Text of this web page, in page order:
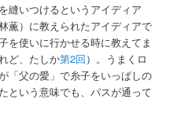
縫いつけるというアイディア
薫）に教えられたアイディアで
を使いに行かせる時に教えてま
ど、たしか第2回）。うまくロ
「父の愛」で糸子をいっぱしの
という意味でも、パスが通って